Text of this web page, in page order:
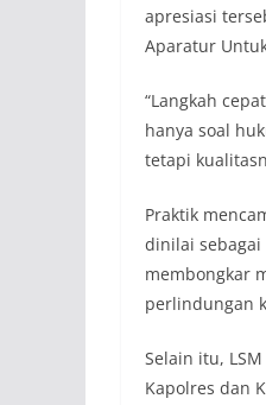
apresiasi
Aparatur
“Langkah
hanya soal
tetapi
Praktik
dinilai sebagai
membongkar
perlindungan
Selain itu,
Kapolres dan